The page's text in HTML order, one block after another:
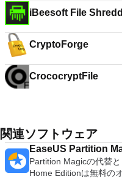
iBeesoft File
CryptoForge
CrococryptFile
関連ソフトウェア
EaseUS Partition
Partition Magicの代替
Home Editionは無料の